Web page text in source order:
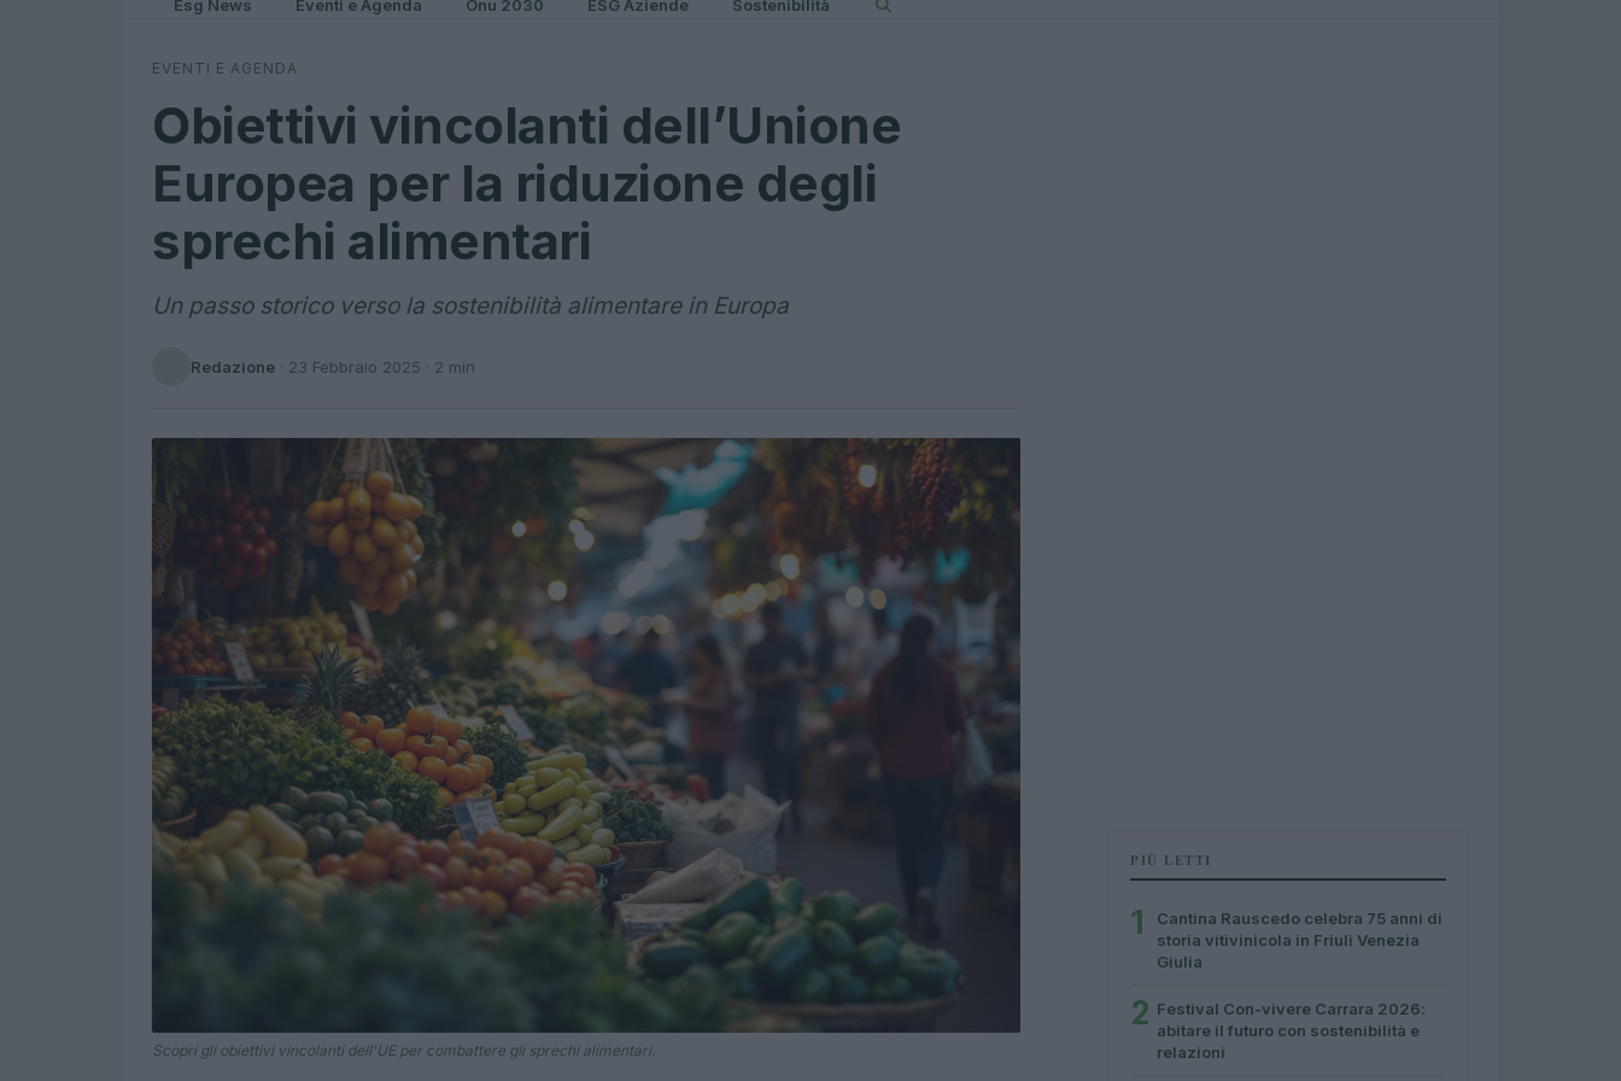
Esg News Eventi e Agenda Onu 2030 ESG Aziende Sostenibilità
EVENTI E AGENDA
Obiettivi vincolanti dell’Unione
Europea per la riduzione degli
sprechi alimentari
Un passo storico verso la sostenibilità alimentare in Europa
Redazione · 23 Febbraio 2025 · 2 min
Scopri gli obiettivi vincolanti dell'UE per combattere gli sprechi alimentari.
PIÙ LETTI
1
Cantina Rauscedo celebra 75 anni di
storia vitivinicola in Friuli Venezia
Giulia
2 Festival Con-vivere Carrara 2026:
abitare il futuro con sostenibilità e
relazioni